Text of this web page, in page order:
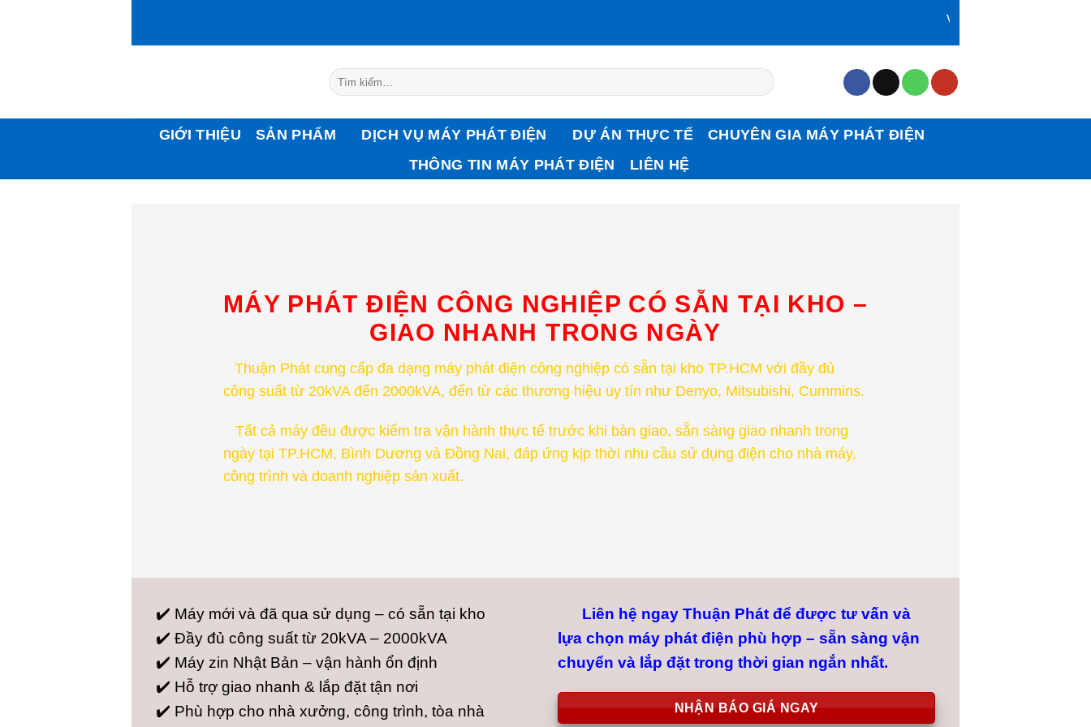
Với hơn 15 năm kinh
Tìm
kiếm:
GIỚI THIỆU SẢN PHẨM DỊCH VỤ MÁY PHÁT ĐIỆN DỰ ÁN THỰC TẾ
CHUYÊN GIA MÁY PHÁT ĐIỆN
THÔNG TIN MÁY PHÁT ĐIỆN
LIÊN HỆ
MÁY PHÁT ĐIỆN CÔNG NGHIỆP CÓ SẴN TẠI KHO –
GIAO NHANH TRONG NGÀY
Thuận Phát cung cấp đa dạng máy phát điện công nghiệp có sẵn tại kho TP.HCM với đầy đủ
công suất từ 20kVA đến 2000kVA, đến từ các thương hiệu uy tín như Denyo, Mitsubishi, Cummins.
Tất cả máy đều được kiểm tra vận hành thực tế trước khi bàn giao, sẵn sàng giao nhanh trong
ngày tại TP.HCM, Bình Dương và Đồng Nai, đáp ứng kịp thời nhu cầu sử dụng điện cho nhà máy,
công trình và doanh nghiệp sản xuất.
✔️ Máy mới và đã qua sử dụng – có sẵn tại kho
✔️ Đầy đủ công suất từ 20kVA – 2000kVA
✔️ Máy zin Nhật Bản – vận hành ổn định
✔️ Hỗ trợ giao nhanh & lắp đặt tận nơi
✔️ Phù hợp cho nhà xưởng, công trình, tòa nhà
Liên hệ ngay Thuận Phát để được tư vấn và
lựa chọn máy phát điện phù hợp – sẵn sàng vận
chuyển và lắp đặt trong thời gian ngắn nhất.
NHẬN BÁO GIÁ NGAY